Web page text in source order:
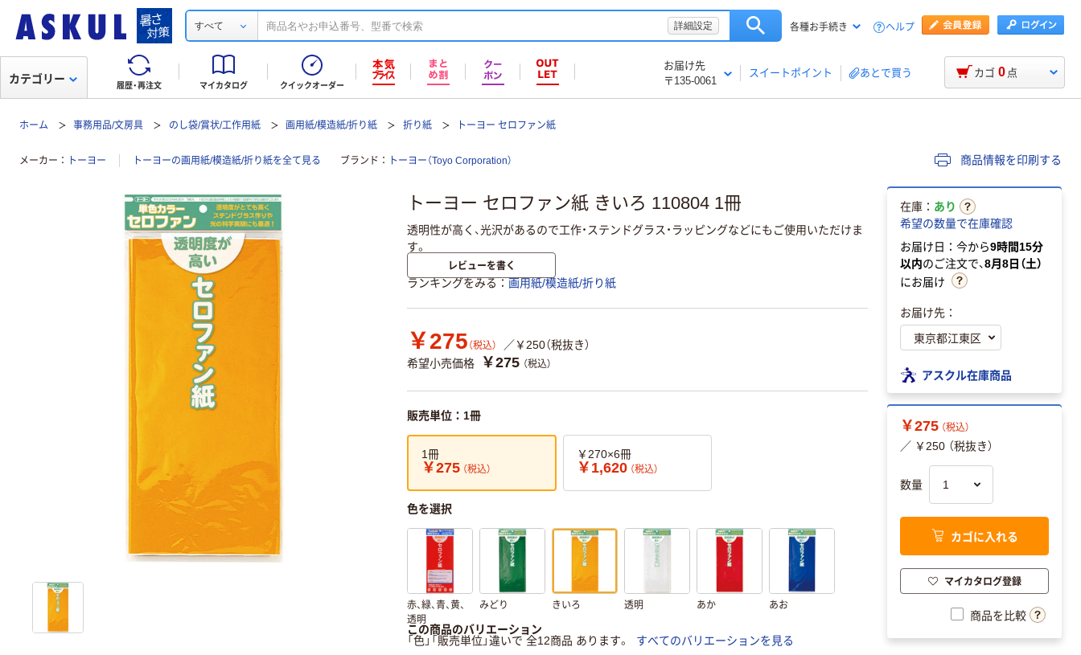
すべて 詳細設定 各種お手続き ヘルプ
履歴・再注文 マイカタログ クイックオーダー
お届け先
〒135-0061
スイートポイント あとで買う
カテゴリー カゴ 0 点
ホーム 事務用品/文房具 のし袋/賞状/工作用紙 画用紙/模造紙/折り紙 折り紙 トーヨー セロファン紙
メーカー トーヨー トーヨーの画用紙/模造紙/折り紙を全て見る ブランド トーヨー（Toyo Corporation） 商品情報を印刷する
トーヨー セロファン紙 きいろ 110804 1冊
透明性が高く、光沢があるので工作・ステンドグラス・ラッピングなどにもご使用いただけま
す。
レビューを書く
ランキングをみる 画用紙/模造紙/折り紙
￥275 （税込）
／￥250（税抜き）
希望小売価格
￥275 （税込）
販売単位：1冊
1冊
￥275 （税込）
￥270×6冊
￥1,620 （税込）
色を選択
赤、緑、青、黄、
透明
みどり きいろ 透明 あか あお
この商品のバリエーション
「色」「販売単位」違いで 全12商品 あります。
すべてのバリエーションを見る
在庫： あり
希望の数量で在庫確認
お届け日：今から9時間15分
以内のご注文で、8月8日（土）
にお届け
お届け先：
アスクル在庫商品
￥275 （税込）
／ ￥250 （税抜き）
数量
カゴに入れる
マイカタログ登録
商品を比較